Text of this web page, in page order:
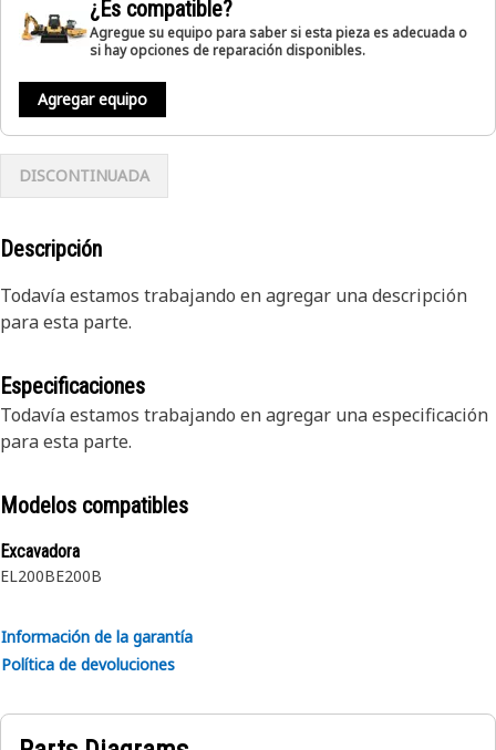
¿Es compatible?
Agregue su equipo para saber si esta pieza es adecuada o
si hay opciones de reparación disponibles.
Agregar equipo
DISCONTINUADA
Descripción
Todavía estamos trabajando en agregar una descripción
para esta parte.
Especificaciones
Todavía estamos trabajando en agregar una especificación
para esta parte.
Modelos compatibles
Excavadora
EL200BE200B
Información de la garantía
Política de devoluciones